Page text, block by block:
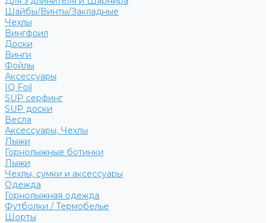
Шайбы/Винты/Закладные
Чехлы
Вингфоил
Доски
Винги
Фойлы
Аксессуары
IQ Foil
SUP серфинг
SUP доски
Весла
Аксессуары, Чехлы
Лыжи
Горнолыжные ботинки
Лыжи
Чехлы, сумки и аксессуары
Одежда
Горнолыжная одежда
Футболки / Термобелье
Шорты